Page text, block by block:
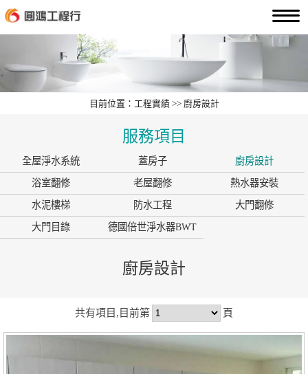
目前位置：工程實績 >> 廚房設計
服務項目
全屋淨水系統 蓋房子
廚房設計
浴室翻修
老屋翻修
熱水器安裝
水泥樓梯
防水工程
大門翻修
大門目錄
德國倍世淨水器BWT
廚房設計
共有項目,目前第 頁